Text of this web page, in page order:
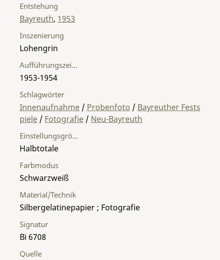
Entstehung
Bayreuth, 1953
Material/Technik
Silbergelatinepapier ; Fotografie
Einstellungsgröße
Halbtotale
Farbmodus
Schwarzweiß
Inszenierung
Lohengrin
Aufführungszeitraum
1953-1954
Signatur
Bi 6708
Quelle
Schlagwörter
Innenaufnahme / Probenfoto / Bayreuther Fests
piele / Fotografie / Neu-Bayreuth